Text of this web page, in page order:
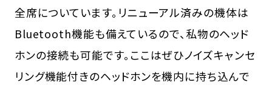
全席についています。リニューアル済みの機体は
Bluetooth機能も備えているので、私物のヘッド
ホンの接続も可能です。ここはぜひノイズキャンセ
リング機能付きのヘッドホンを機内に持ち込んで